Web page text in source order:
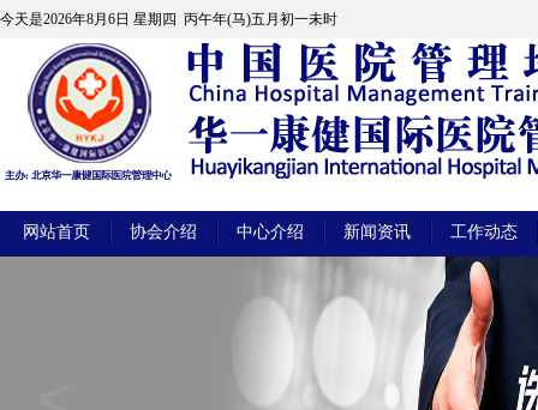
今天是2026年8月6日 星期四 丙午年(马)五月初一未时
网站首页 协会介绍 中心介绍 新闻资讯 工作动态